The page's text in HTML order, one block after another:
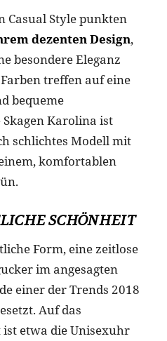
Casual Style punkten
dezenten Design,
besondere Eleganz
treffen auf eine
bequeme
Karolina ist
schlichtes Modell mit
komfortablen
SCHÖNHEIT
Form, eine zeitlose
im angesagten
einer der Trends 2018
Auf das
etwa die Unisexuhr